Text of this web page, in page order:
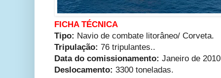
FICHA TÉCNICA
Tipo: Navio de combate litorâneo/ Corveta.
Tripulação: 76 tripulantes..
Data do comissionamento: Janeiro de 2010
Deslocamento: 3300 toneladas.